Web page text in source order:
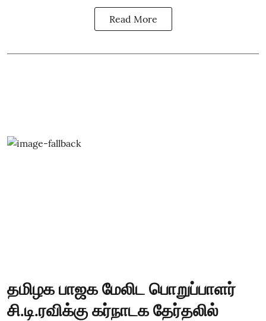
Read More
தமிழக பாஜக மேலிட பொறுப்பாளர்
சி.டி.ரவிக்கு கர்நாடக தேர்தலில்